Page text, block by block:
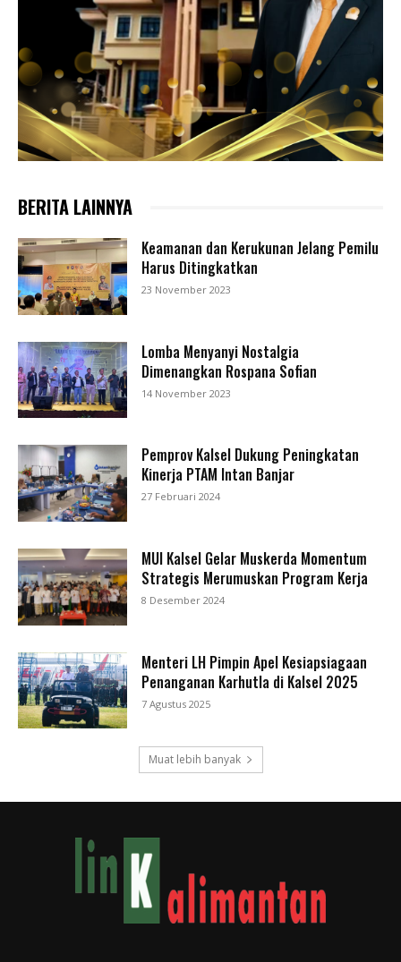
BERITA LAINNYA
Keamanan dan Kerukunan Jelang Pemilu
Harus Ditingkatkan
23 November 2023
Lomba Menyanyi Nostalgia
Dimenangkan Rospana Sofian
14 November 2023
Pemprov Kalsel Dukung Peningkatan
Kinerja PTAM Intan Banjar
27 Februari 2024
MUI Kalsel Gelar Muskerda Momentum
Strategis Merumuskan Program Kerja
8 Desember 2024
Menteri LH Pimpin Apel Kesiapsiagaan
Penanganan Karhutla di Kalsel 2025
7 Agustus 2025
Muat lebih banyak